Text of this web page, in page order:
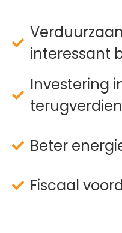
interessant
Investering
Beter
Fiscaal